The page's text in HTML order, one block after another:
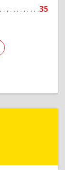
35
Почтовый